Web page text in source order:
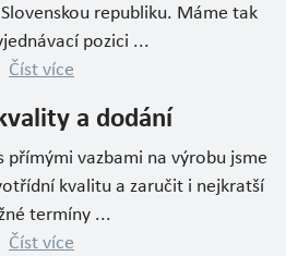
republiku. Máme tak
pozici ...
Číst více
a dodání
přímými vazbami na výrobu jsme
kvalitu a zaručit i nejkratší
termíny ...
Číst více